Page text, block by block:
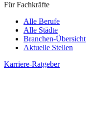
Für Fachkräfte
Alle Berufe
Alle Städte
Branchen-Übersicht
Aktuelle Stellen
Karriere-Ratgeber